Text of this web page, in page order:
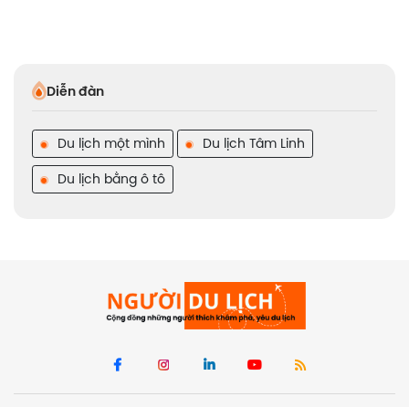
Diễn đàn
Du lịch một mình
Du lịch Tâm Linh
Du lịch bằng ô tô